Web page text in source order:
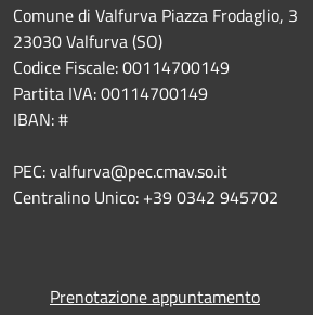
Comune di Valfurva Piazza Frodaglio, 3
23030 Valfurva (SO)
Codice Fiscale: 00114700149
Partita IVA: 00114700149
IBAN: #
PEC: valfurva@pec.cmav.so.it
Centralino Unico: +39 0342 945702
Prenotazione appuntamento